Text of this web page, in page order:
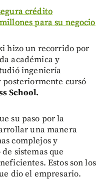
crédito
para su negocio
hizo un recorrido por
académica y
ingeniería
posteriormente cursó
School.
su paso por la
una manera
complejos y
sistemas que
Estos son los
dio el empresario.